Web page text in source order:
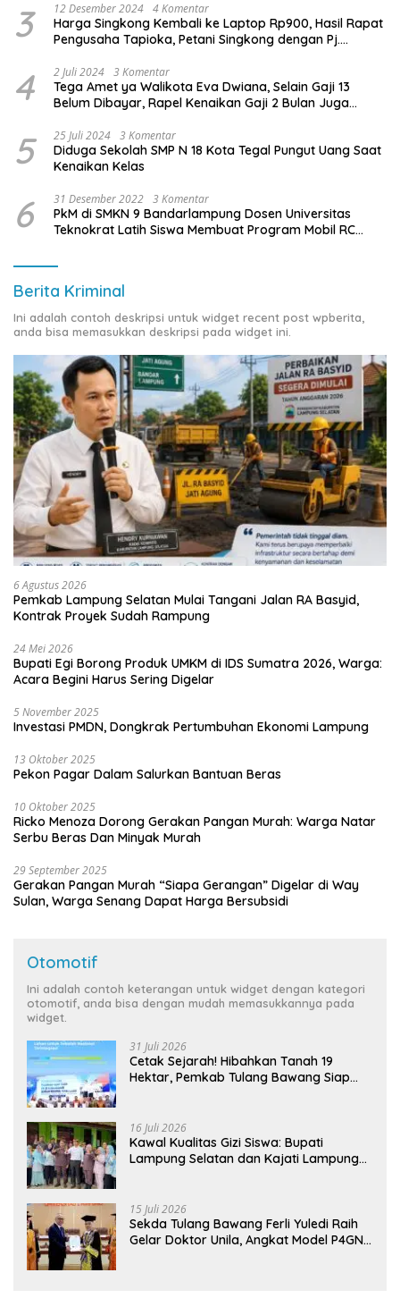
3 12 Desember 2024 4 Komentar
Harga Singkong Kembali ke Laptop Rp900, Hasil Rapat
Pengusaha Tapioka, Petani Singkong dengan Pj.
4 2 Juli 2024 3 Komentar
Tega Amet ya Walikota Eva Dwiana, Selain Gaji 13
Belum Dibayar, Rapel Kenaikan Gaji 2 Bulan Juga
5 25 Juli 2024 3 Komentar
Diduga Sekolah SMP N 18 Kota Tegal Pungut Uang Saat
Kenaikan Kelas
6 31 Desember 2022 3 Komentar
PkM di SMKN 9 Bandarlampung Dosen Universitas
Teknokrat Latih Siswa Membuat Program Mobil RC
Berita Kriminal
Ini adalah contoh deskripsi untuk widget recent post wpberita,
anda bisa memasukkan deskripsi pada widget ini.
6 Agustus 2026
Pemkab Lampung Selatan Mulai Tangani Jalan RA Basyid,
Kontrak Proyek Sudah Rampung
24 Mei 2026
Bupati Egi Borong Produk UMKM di IDS Sumatra 2026, Warga:
Acara Begini Harus Sering Digelar
5 November 2025
Investasi PMDN, Dongkrak Pertumbuhan Ekonomi Lampung
13 Oktober 2025
Pekon Pagar Dalam Salurkan Bantuan Beras
10 Oktober 2025
Ricko Menoza Dorong Gerakan Pangan Murah: Warga Natar
Serbu Beras Dan Minyak Murah
29 September 2025
Gerakan Pangan Murah “Siapa Gerangan” Digelar di Way
Sulan, Warga Senang Dapat Harga Bersubsidi
Otomotif
Ini adalah contoh keterangan untuk widget dengan kategori
otomotif, anda bisa dengan mudah memasukkannya pada
widget.
31 Juli 2026
Cetak Sejarah! Hibahkan Tanah 19
Hektar, Pemkab Tulang Bawang Siap
16 Juli 2026
Kawal Kualitas Gizi Siswa: Bupati
Lampung Selatan dan Kajati Lampung
15 Juli 2026
Sekda Tulang Bawang Ferli Yuledi Raih
Gelar Doktor Unila, Angkat Model P4GN